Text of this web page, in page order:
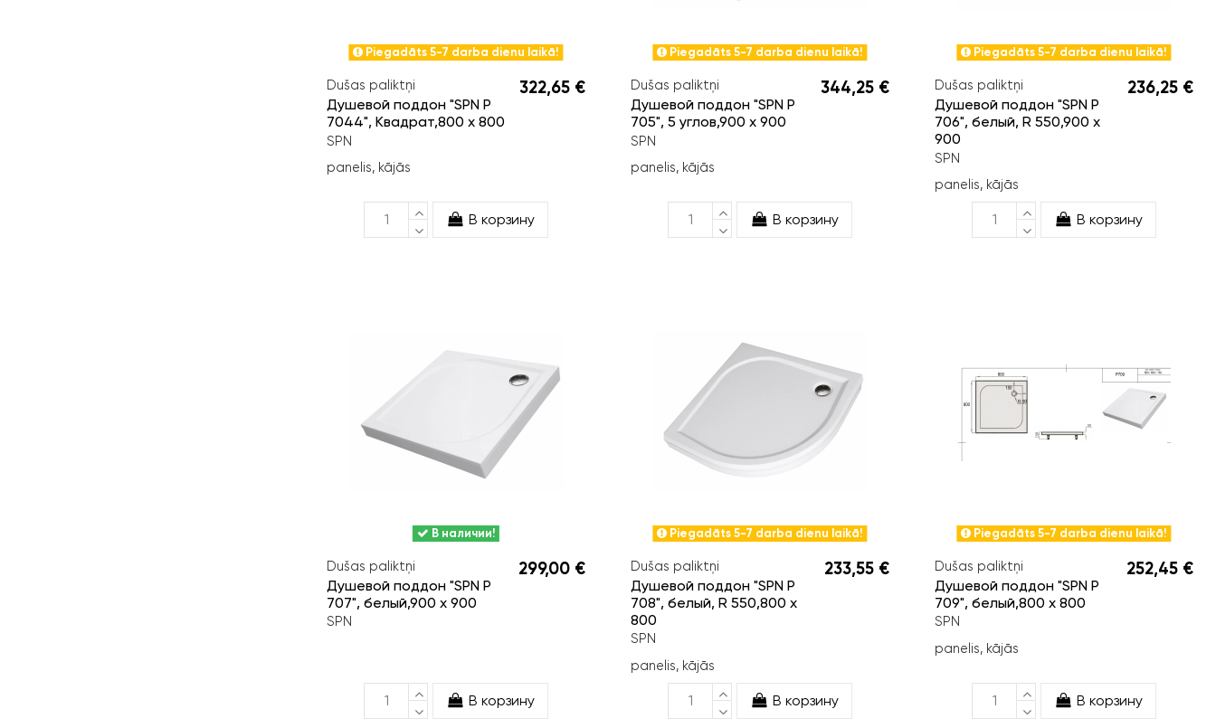
Piegadāts 5-7 darba dienu laikā!
Dušas paliktņi
Душевой поддон "SPN P
7044", Квадрат,800 x 800
SPN
322,65 €
panelis, kājās
В корзину
Piegadāts 5-7 darba dienu laikā!
Dušas paliktņi
Душевой поддон "SPN P
705", 5 углов,900 x 900
SPN
344,25 €
panelis, kājās
В корзину
Piegadāts 5-7 darba dienu laikā!
Dušas paliktņi
Душевой поддон "SPN P
706", белый, R 550,900 x
900
SPN
236,25 €
panelis, kājās
В корзину
В наличии!
Dušas paliktņi
Душевой поддон "SPN P
707", белый,900 x 900
SPN
299,00 €
В корзину
Piegadāts 5-7 darba dienu laikā!
Dušas paliktņi
Душевой поддон "SPN P
708", белый, R 550,800 x
800
SPN
233,55 €
panelis, kājās
В корзину
Piegadāts 5-7 darba dienu laikā!
Dušas paliktņi
Душевой поддон "SPN P
709", белый,800 x 800
SPN
252,45 €
panelis, kājās
В корзину